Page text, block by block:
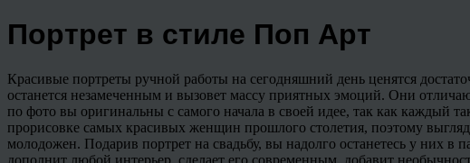
Портрет в стиле Поп Арт
Красивые портреты ручной работы на сегодняшний день ценятся
останется незамеченным и вызовет массу приятных эмоций. Они
по фото вы оригинальны с самого начала в своей идее, так как каждый
прорисовке самых красивых женщин прошлого столетия, поэтому
молодожен. Подарив портрет на свадьбу, вы надолго останетесь у них в
дополнит любой интерьер, сделает его современным, добавит